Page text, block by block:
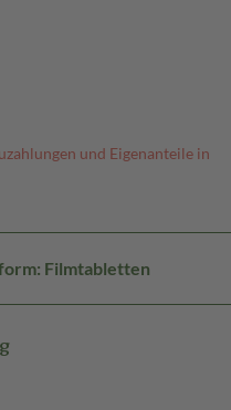
und Eigenanteile in
Filmtabletten